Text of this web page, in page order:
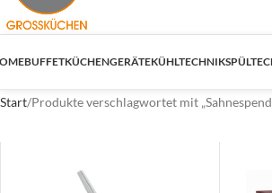
BUFFETKÜCHENGERÄTEKÜHLTECHNIK
Start Produkte verschlagwortet mit